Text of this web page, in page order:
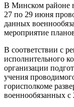
В Минском районе
27 по 29 июня
данных
мероприятие
В соответствии с
исполнительного
организации
учения
горисполкоме
военнообязанных